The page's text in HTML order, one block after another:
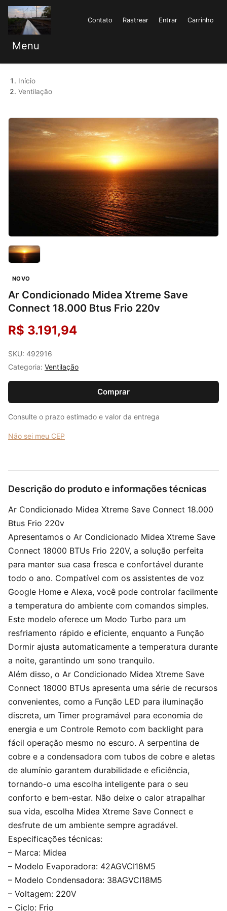
Contato Rastrear Entrar Carrinho
Menu
Início
Ventilação
NOVO
Ar Condicionado Midea Xtreme Save
Connect 18.000 Btus Frio 220v
R$ 3.191,94
SKU: 492916
Categoria: Ventilação
Comprar
Consulte o prazo estimado e valor da entrega
Não sei meu CEP
Descrição do produto e informações técnicas
Ar Condicionado Midea Xtreme Save Connect 18.000
Btus Frio 220v
Apresentamos o Ar Condicionado Midea Xtreme Save
Connect 18000 BTUs Frio 220V, a solução perfeita
para manter sua casa fresca e confortável durante
todo o ano. Compatível com os assistentes de voz
Google Home e Alexa, você pode controlar facilmente
a temperatura do ambiente com comandos simples.
Este modelo oferece um Modo Turbo para um
resfriamento rápido e eficiente, enquanto a Função
Dormir ajusta automaticamente a temperatura durante
a noite, garantindo um sono tranquilo.
Além disso, o Ar Condicionado Midea Xtreme Save
Connect 18000 BTUs apresenta uma série de recursos
convenientes, como a Função LED para iluminação
discreta, um Timer programável para economia de
energia e um Controle Remoto com backlight para
fácil operação mesmo no escuro. A serpentina de
cobre e a condensadora com tubos de cobre e aletas
de alumínio garantem durabilidade e eficiência,
tornando-o uma escolha inteligente para o seu
conforto e bem-estar. Não deixe o calor atrapalhar
sua vida, escolha Midea Xtreme Save Connect e
desfrute de um ambiente sempre agradável.
Especificações técnicas:
– Marca: Midea
– Modelo Evaporadora: 42AGVCI18M5
– Modelo Condensadora: 38AGVCI18M5
– Voltagem: 220V
– Ciclo: Frio